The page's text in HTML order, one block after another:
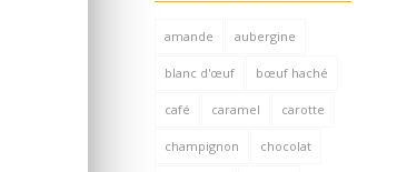
amande aubergine
blanc d'œuf bœuf haché
café caramel carotte
champignon chocolat